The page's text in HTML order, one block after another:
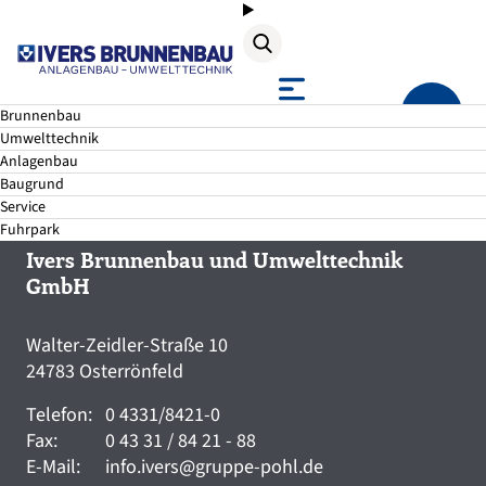
Suche
Brunnenbau
Umwelttechnik
Anlagenbau
Baugrund
Service
Fuhrpark
Ivers Brunnenbau und Umwelttechnik
GmbH
Walter-Zeidler-Straße 10
24783 Osterrönfeld
Telefon: 0 4331/8421-0
Fax:
0 43 31 / 84 21 - 88
E-Mail:
info.ivers@gruppe-pohl.de